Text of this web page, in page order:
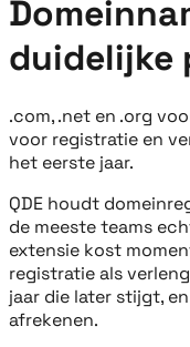
duidelijke
.com, .net en .org
voor registratie en
het eerste jaar.
QDE houdt
de meeste teams
extensie kost
registratie als
jaar die later stijgt,
afrekenen.